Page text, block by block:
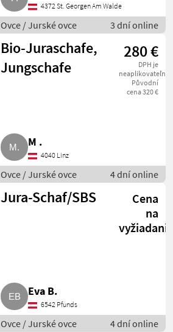
4372 St. Georgen Am Walde
Ovce / Jurské ovce 3 dní online
Bio-Juraschafe,
Jungschafe
280 €
DPH je
neaplikovateľné
Původní
cena 320 €
M .
4040 Linz
Ovce / Jurské ovce 4 dní online
Jura-Schaf/SBS
Cena
na
Eva B.
6542 Pfunds
Ovce / Jurské ovce 4 dní online